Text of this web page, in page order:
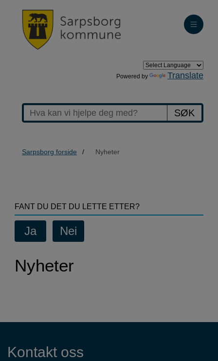
Powered by Translate
SØK
Sarpsborg forside Nyheter
FANT DU DET DU LETTE ETTER?
Nyheter
Kontaktinformasjon
Kontakt oss